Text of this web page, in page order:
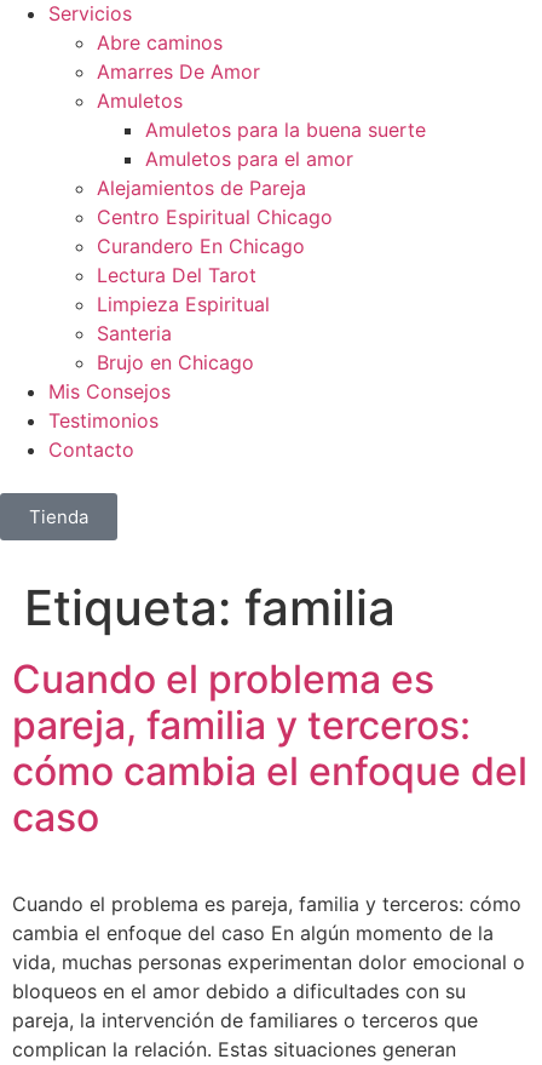
Servicios
Abre caminos
Amarres De Amor
Amuletos
Amuletos para la buena suerte
Amuletos para el amor
Alejamientos de Pareja
Centro Espiritual Chicago
Curandero En Chicago
Lectura Del Tarot
Limpieza Espiritual
Santeria
Brujo en Chicago
Mis Consejos
Testimonios
Contacto
Tienda
Etiqueta: familia
Cuando el problema es
pareja, familia y terceros:
cómo cambia el enfoque del
caso
Cuando el problema es pareja, familia y terceros: cómo
cambia el enfoque del caso En algún momento de la
vida, muchas personas experimentan dolor emocional o
bloqueos en el amor debido a dificultades con su
pareja, la intervención de familiares o terceros que
complican la relación. Estas situaciones generan